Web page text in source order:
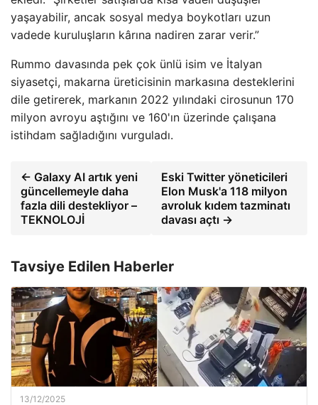
yaşayabilir, ancak sosyal medya boykotları uzun
vadede kuruluşların kârına nadiren zarar verir.”
Rummo davasında pek çok ünlü isim ve İtalyan
siyasetçi, makarna üreticisinin markasına desteklerini
dile getirerek, markanın 2022 yılındaki cirosunun 170
milyon avroyu aştığını ve 160'ın üzerinde çalışana
istihdam sağladığını vurguladı.
← Galaxy AI artık yeni
güncellemeyle daha
fazla dili destekliyor –
TEKNOLOJİ
Eski Twitter yöneticileri
Elon Musk'a 118 milyon
avroluk kıdem tazminatı
davası açtı →
Tavsiye Edilen Haberler
13/12/2025